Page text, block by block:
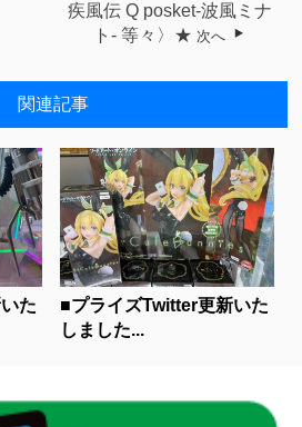
疾風伝 Q posket-波風ミナ
ト- 等々〉★ 次へ
関連記事
た
■プライズTwitter更新いた
しました...